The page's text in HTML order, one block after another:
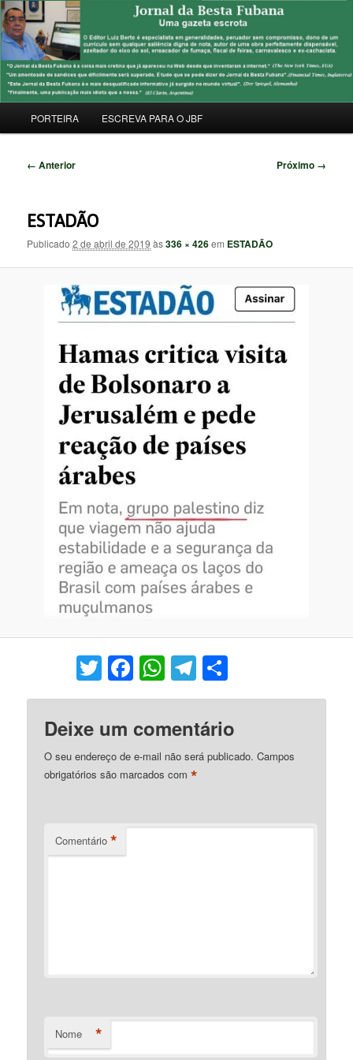
Pular
para
o
conteúdo
principalJORNAL DA BESTA FUBANA
Uma Gazeta Escrota
principal
PORTEIRA ESCREVA PARA O JBF
Navegação
← Anterior Próximo →
ESTADÃO
Publicado2 de abril de 2019 às336 × 426em ESTADÃO
Twitter
Facebook
WhatsApp
Telegram
Deixe um comentário
O seu endereço de e-mail não será publicado. Campos
obrigatórios são marcados com*
Comentário *
Nome *